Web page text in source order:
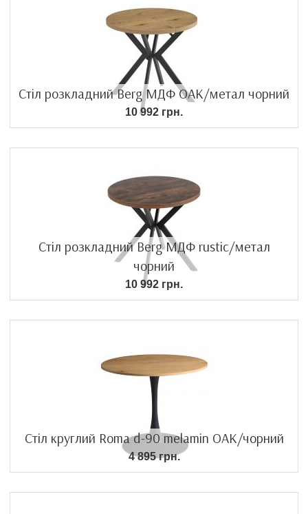
Стіл розкладний Berg МДФ OAK/метал чорний
10 992 грн.
Стіл розкладний Berg МДФ rustic/метал
чорний
10 992 грн.
Стіл круглий Roma d-90 melamin OAK/чорний
4 895 грн.